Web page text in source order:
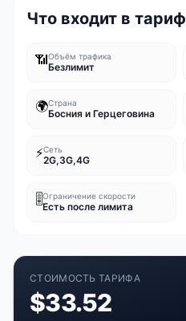
Что входит в тариф
📶Объём трафика
Безлимит
🌍Страна
Босния и Герцеговина
⚡Сеть
2G,3G,4G
🎚️Ограничение скорости
Есть после лимита
СТОИМОСТЬ ТАРИФА
$33.52